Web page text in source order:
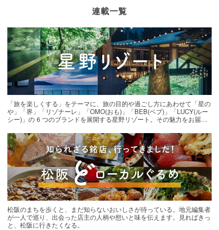
連載一覧
「旅を楽しくする」をテーマに、旅の目的や過ごし方にあわせて「星の
や」「界」「リゾナーレ」「OMO(おも)」「BEB(ベブ)」「LUCY(ルー
シー)」の 6 つのブランドを展開する星野リゾート。その魅力をお届け
松阪のまちを歩くと、まだ知らないおいしさが待っている。地元編集者
が一人で巡り、出会った店主の人柄や想いと味を伝えます。見ればきっ
と、松阪に行きたくなる。